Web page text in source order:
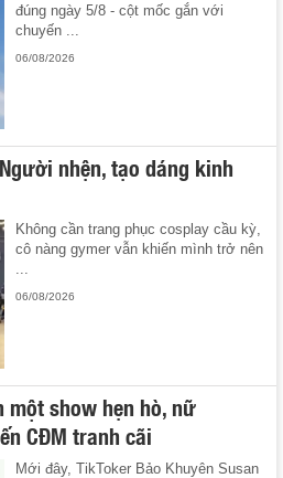
đúng ngày 5/8 - cột mốc gắn với
chuyến ...
06/08/2026
nhện, tạo dáng kinh
Không cần trang phục cosplay cầu kỳ,
cô nàng gymer vẫn khiến mình trở nên
...
06/08/2026
show hẹn hò, nữ
CĐM tranh cãi
Mới đây, TikToker Bảo Khuyên Susan